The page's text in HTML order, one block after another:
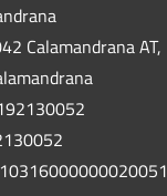
Calamandrana AT,